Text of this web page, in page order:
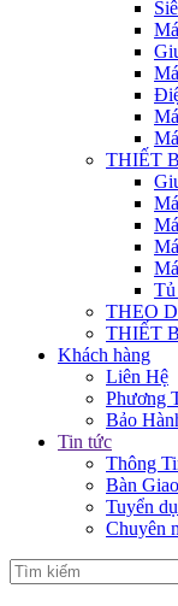
THIẾT
Tủ
THEO
THIẾT
Khách hàng
Liên Hệ
Phương
Bảo
Tin tức
Thông
Bàn
Tuyển
Chuyên